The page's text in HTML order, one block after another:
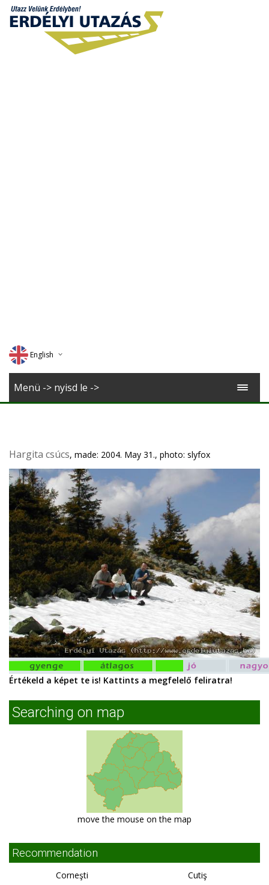
English
Deutsch
Menü -> nyisd le ->
Hargita csúcs, made: 2004. May 31., photo: slyfox
Értékeld a képet te is! Kattints a megfelelő feliratra!
Searching on map
move the mouse on the map
Recommendation
Corneşti Cutiş